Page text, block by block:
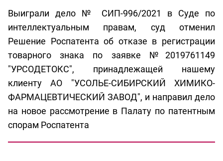
Выиграли дело № СИП-996/2021 в Суде по
интеллектуальным правам, суд отменил
Решение Роспатента об отказе в регистрации
товарного знака по заявке №2019761149
"УРСОДЕТОКС", принадлежащей нашему
клиенту АО "УСОЛЬЕ-СИБИРСКИЙ ХИМИКО-
ФАРМАЦЕВТИЧЕСКИЙ ЗАВОД", и направил дело
на новое рассмотрение в Палату по патентным
спорам Роспатента